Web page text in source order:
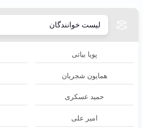
لیست خوانندگان
پویا بیاتی
همایون شجریان
حمید عسکری
امیر علی